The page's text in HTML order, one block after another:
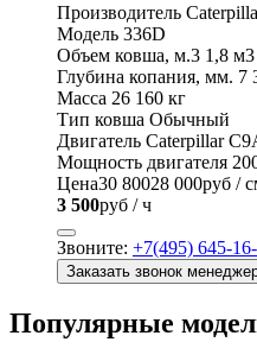
Производитель
Модель 336D
Объем ковша, м.3 1,8 м3
Глубина копания, мм. 7
Масса 26 160 кг
Тип ковша Обычный
Двигатель Caterpillar
Мощность двигателя
Цена30 80028 000руб /
3 500руб / ч
Звоните: +7(495) 645-
Заказать звонок
Популярные